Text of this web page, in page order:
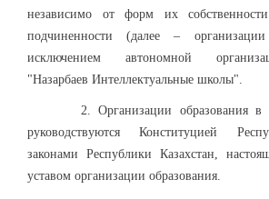
независимо от форм их
подчиненности (далее –
исключением автономной
"Назарбаев Интеллектуальные школы".
2. Организации образования в
руководствуются Конституцией
законами Республики Казахстан,
уставом организации образования.